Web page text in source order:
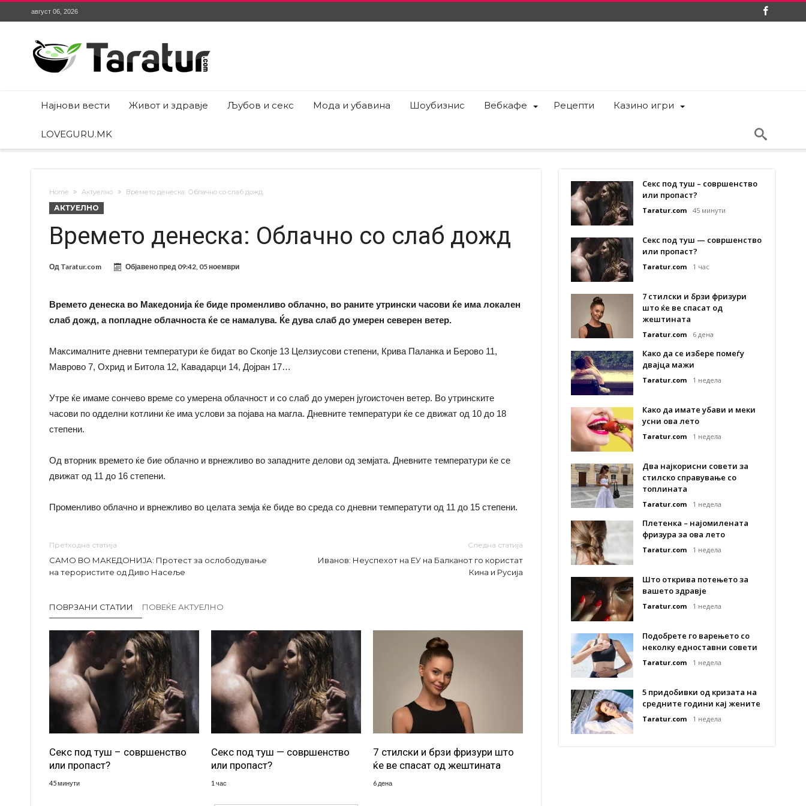
август 06, 2026
Најнови вести Живот и здравје Љубов и секс Мода и убавина Шоубизнис Вебкафе Рецепти Казино игри
LOVEGURU.MK
Home Актуелно Времето денеска: Облачно со слаб дожд
АКТУЕЛНО
Времето денеска: Облачно со слаб дожд
Од Taratur.com Објавено пред 09:42, 05 ноември
Времето денеска во Македонија ќе биде променливо облачно, во раните утрински часови ќе има локален
слаб дожд, а попладне облачноста ќе се намалува. Ќе дува слаб до умерен северен ветер.
Максималните дневни температури ќе бидат во Скопје 13 Целзиусови степени, Крива Паланка и Берово 11,
Маврово 7, Охрид и Битола 12, Кавадарци 14, Дојран 17…
Утре ќе имаме сончево време со умерена облачност и со слаб до умерен југоисточен ветер. Во утринските
часови по одделни котлини ќе има услови за појава на магла. Дневните температури ќе се движат од 10 до 18
степени.
Од вторник времето ќе бие облачно и врнежливо во западните делови од земјата. Дневните температури ќе се
движат од 11 до 16 степени.
Променливо облачно и врнежливо во целата земја ќе биде во среда со дневни температути од 11 до 15 степени.
Претходна статија
САМО ВО МАКЕДОНИЈА: Протест за ослободување
на терористите од Диво Насеље
Следна статија
Иванов: Неуспехот на ЕУ на Балканот го користат
Кина и Русија
ПОВРЗАНИ СТАТИИ ПОВЕЌЕ АКТУЕЛНО
Секс под туш – совршенство
или пропаст?
45 минути
Секс под туш — совршенство
или пропаст?
1 час
7 стилски и брзи фризури што
ќе ве спасат од жештината
6 дена
Секс под туш – совршенство
или пропаст?
Taratur.com 45 минути
Секс под туш — совршенство
или пропаст?
Taratur.com 1 час
7 стилски и брзи фризури
што ќе ве спасат од
жештината
Taratur.com 6 дена
Како да се избере помеѓу
двајца мажи
Taratur.com 1 недела
Како да имате убави и меки
усни ова лето
Taratur.com 1 недела
Два најкорисни совети за
стилско справување со
топлината
Taratur.com 1 недела
Плетенка – најомилената
фризура за ова лето
Taratur.com 1 недела
Што открива потењето за
вашето здравје
Taratur.com 1 недела
Подобрете го варењето со
неколку едноставни совети
Taratur.com 1 недела
5 придобивки од кризата на
средните години кај жените
Taratur.com 1 недела